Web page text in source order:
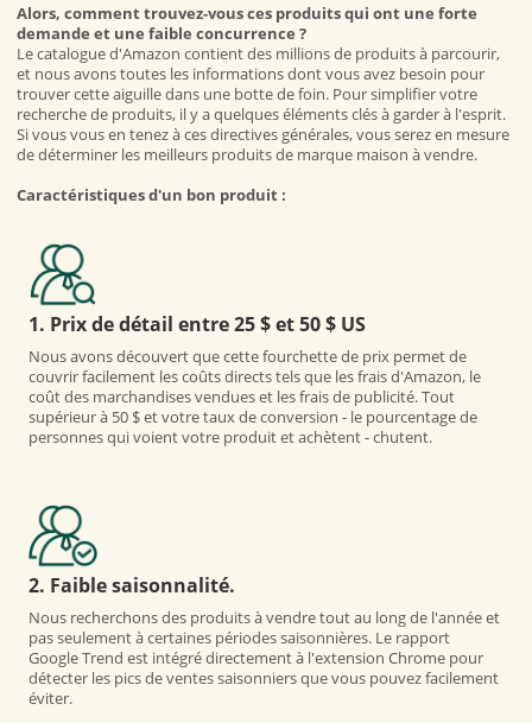
Alors, comment trouvez-vous ces produits qui ont une forte
demande et une faible concurrence ?
Le catalogue d'Amazon contient des millions de produits à parcourir,
et nous avons toutes les informations dont vous avez besoin pour
trouver cette aiguille dans une botte de foin. Pour simplifier votre
recherche de produits, il y a quelques éléments clés à garder à l'esprit.
Si vous vous en tenez à ces directives générales, vous serez en mesure
de déterminer les meilleurs produits de marque maison à vendre.
Caractéristiques d'un bon produit :
1. Prix de détail entre 25 $ et 50 $ US
Nous avons découvert que cette fourchette de prix permet de
couvrir facilement les coûts directs tels que les frais d'Amazon, le
coût des marchandises vendues et les frais de publicité. Tout
supérieur à 50 $ et votre taux de conversion - le pourcentage de
personnes qui voient votre produit et achètent - chutent.
2. Faible saisonnalité.
Nous recherchons des produits à vendre tout au long de l'année et
pas seulement à certaines périodes saisonnières. Le rapport
Google Trend est intégré directement à l'extension Chrome pour
détecter les pics de ventes saisonniers que vous pouvez facilement
éviter.